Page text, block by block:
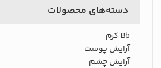
دسته‌های محصولات
Bb کرم
آرایش پوست
آرایش چشم